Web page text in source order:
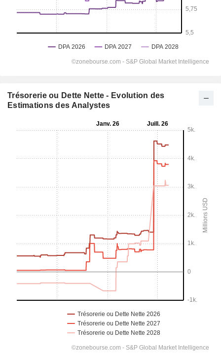
Trésorerie ou Dette Nette - Evolution des
Estimations des Analystes